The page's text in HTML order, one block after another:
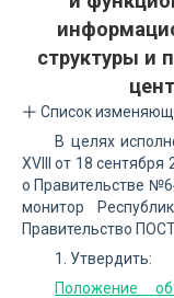
структуры и
Список
В целях
XVIII от 18
о Правительстве
монитор
Правительство
1. Утвердить:
Положение